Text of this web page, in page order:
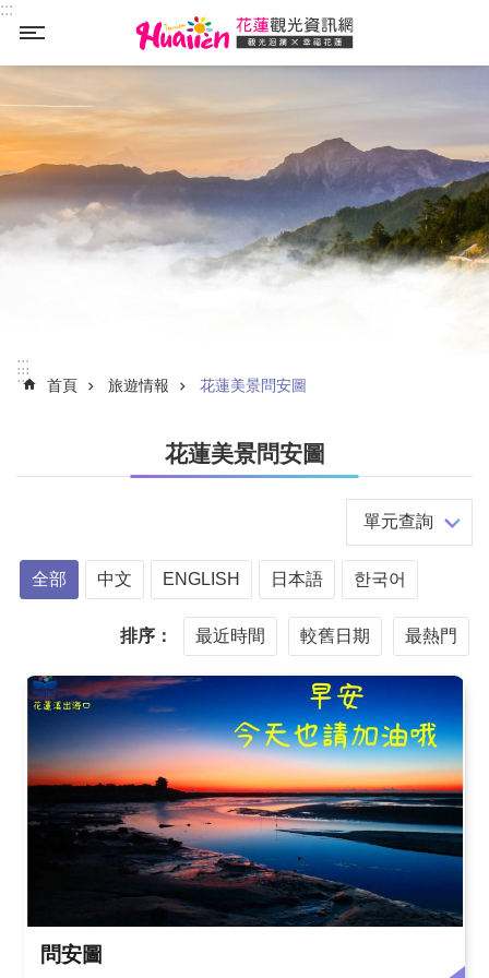
跳到主要內容區塊
:::
:::
::: 首頁 旅遊情報 花蓮美景問安圖
花蓮美景問安圖
單元查詢
全部 中文 ENGLISH 日本語 한국어
排序： 最近時間 較舊日期 最熱門
問安圖